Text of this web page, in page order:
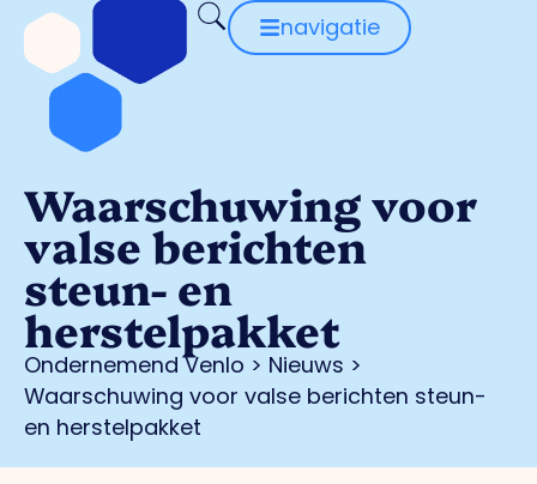
navigatie
Waarschuwing voor
valse berichten
steun- en
herstelpakket
Ondernemend Venlo > Nieuws >
Waarschuwing voor valse berichten steun-
en herstelpakket